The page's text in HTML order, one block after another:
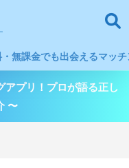
・無課金でも出会えるマッ
アプリ！プロが語る正し
〜